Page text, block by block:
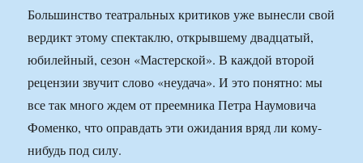
Большинство театральных критиков уже вынесли свой
вердикт этому спектаклю, открывшему двадцатый,
юбилейный, сезон «Мастерской». В каждой второй
рецензии звучит слово «неудача». И это понятно: мы
все так много ждем от преемника Петра Наумовича
Фоменко, что оправдать эти ожидания вряд ли кому-
нибудь под силу.